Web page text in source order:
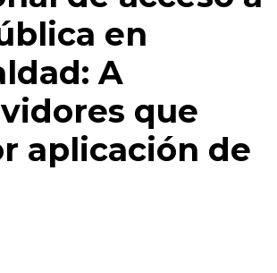
en
A
que
aplicación de